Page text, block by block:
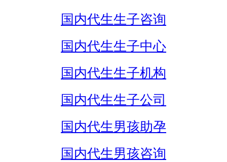
国内代生生子咨询
国内代生生子中心
国内代生生子机构
国内代生生子公司
国内代生男孩助孕
国内代生男孩咨询